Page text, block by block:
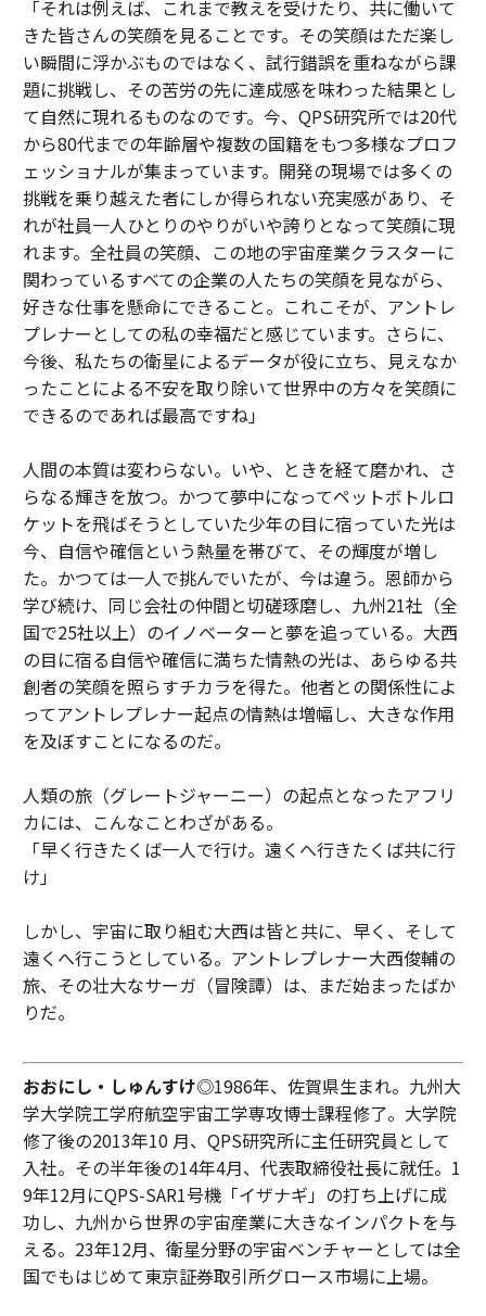
「それは例えば、これまで教えを受けたり、共に働いて
きた皆さんの笑顔を見ることです。その笑顔はただ楽し
い瞬間に浮かぶものではなく、試行錯誤を重ねながら課
題に挑戦し、その苦労の先に達成感を味わった結果とし
て自然に現れるものなのです。今、QPS研究所では20代
から80代までの年齢層や複数の国籍をもつ多様なプロフ
ェッショナルが集まっています。開発の現場では多くの
挑戦を乗り越えた者にしか得られない充実感があり、そ
れが社員一人ひとりのやりがいや誇りとなって笑顔に現
れます。全社員の笑顔、この地の宇宙産業クラスターに
関わっているすべての企業の人たちの笑顔を見ながら、
好きな仕事を懸命にできること。これこそが、アントレ
プレナーとしての私の幸福だと感じています。さらに、
今後、私たちの衛星によるデータが役に立ち、見えなか
ったことによる不安を取り除いて世界中の方々を笑顔に
できるのであれば最高ですね」
人間の本質は変わらない。いや、ときを経て磨かれ、さ
らなる輝きを放つ。かつて夢中になってペットボトルロ
ケットを飛ばそうとしていた少年の目に宿っていた光は
今、自信や確信という熱量を帯びて、その輝度が増し
た。かつては一人で挑んでいたが、今は違う。恩師から
学び続け、同じ会社の仲間と切磋琢磨し、九州21社（全
国で25社以上）のイノベーターと夢を追っている。大西
の目に宿る自信や確信に満ちた情熱の光は、あらゆる共
創者の笑顔を照らすチカラを得た。他者との関係性によ
ってアントレプレナー起点の情熱は増幅し、大きな作用
を及ぼすことになるのだ。
人類の旅（グレートジャーニー）の起点となったアフリ
カには、こんなことわざがある。
「早く行きたくば一人で行け。遠くへ行きたくば共に行
け」
しかし、宇宙に取り組む大西は皆と共に、早く、そして
遠くへ行こうとしている。アントレプレナー大西俊輔の
旅、その壮大なサーガ（冒険譚）は、まだ始まったばか
りだ。
おおにし・しゅんすけ◎1986年、佐賀県生まれ。九州大
学大学院工学府航空宇宙工学専攻博士課程修了。大学院
修了後の2013年10 月、QPS研究所に主任研究員として
入社。その半年後の14年4月、代表取締役社長に就任。1
9年12月にQPS-SAR1号機「イザナギ」の打ち上げに成
功し、九州から世界の宇宙産業に大きなインパクトを与
える。23年12月、衛星分野の宇宙ベンチャーとしては全
国でもはじめて東京証券取引所グロース市場に上場。